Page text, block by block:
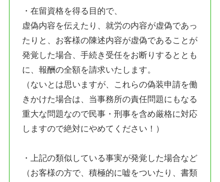
・在留資格を得る目的で、
虚偽内容を伝えたり、就労の内容が虚偽であっ
たりと、 お客様の陳述内容が虚偽であることが
発覚 した場合、手続き 受任をお断りするととも
に、報酬の全額を請求いたします。
（ないとは思いますが、これらの偽装申請を働
きかけた場合は、当事務所の責任問題にもなる
重大な問題なので民事・刑事を含め厳格に対応
しますので絶対にやめてください！）
・上記の類似している事実が発覚した場合など
（お客様の方で、積極的に嘘をついたり、書類